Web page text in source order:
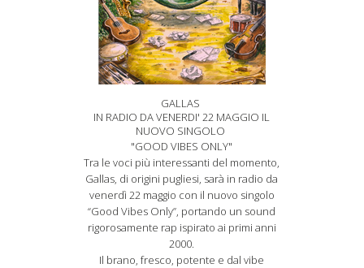
GALLAS
IN RADIO DA VENERDI' 22 MAGGIO IL
NUOVO SINGOLO
"GOOD VIBES ONLY"
Tra le voci più interessanti del momento,
Gallas, di origini pugliesi, sarà in radio da
venerdì 22 maggio con il nuovo singolo
“Good Vibes Only”, portando un sound
rigorosamente rap ispirato ai primi anni
2000.
Il brano, fresco, potente e dal vibe